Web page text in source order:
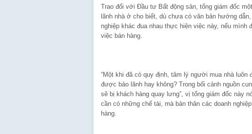
Trao đổi với Đầu tư Bất động sản, tổng giám đốc
lãnh nhà ở cho biết, dù chưa có văn bản hướng
nghiệp khác đua nhau thực hiện việc này, nếu
việc bán hàng.
“Một khi đã có quy định, tâm lý người mua nhà
được bảo lãnh hay không? Trong bối cảnh nguồn
sẽ bị khách hàng quay lưng”, vị tổng giám đốc này
cần có những chế tài, mà bản thân các doanh
hàng.